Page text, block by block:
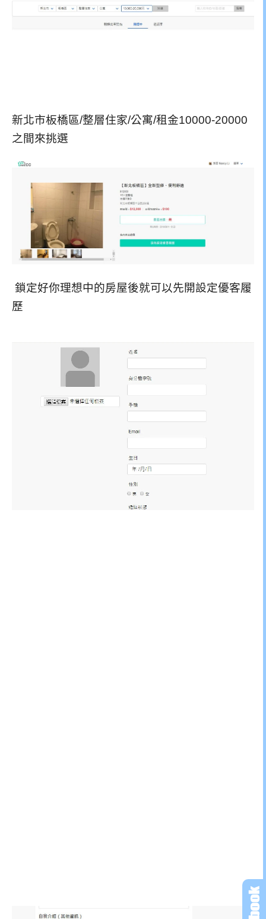
新北市板橋區/整層住家/公寓/租金10000-20000
之間來挑選
鎖定好你理想中的房屋後就可以先開設定優客履
歷